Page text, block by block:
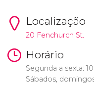
Localização
20 Fenchurch St.
Horário
Segunda a sexta:
Sábados,